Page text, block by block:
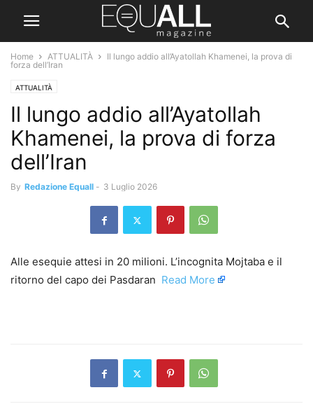
Home ATTUALITÀ
Il lungo addio all’Ayatollah Khamenei, la prova di
forza dell’Iran
ATTUALITÀ
Il lungo addio all’Ayatollah
Khamenei, la prova di forza
dell’Iran
By Redazione Equall - 3 Luglio 2026
Alle esequie attesi in 20 milioni. L’incognita Mojtaba e il
ritorno del capo dei Pasdaran ​ Read More